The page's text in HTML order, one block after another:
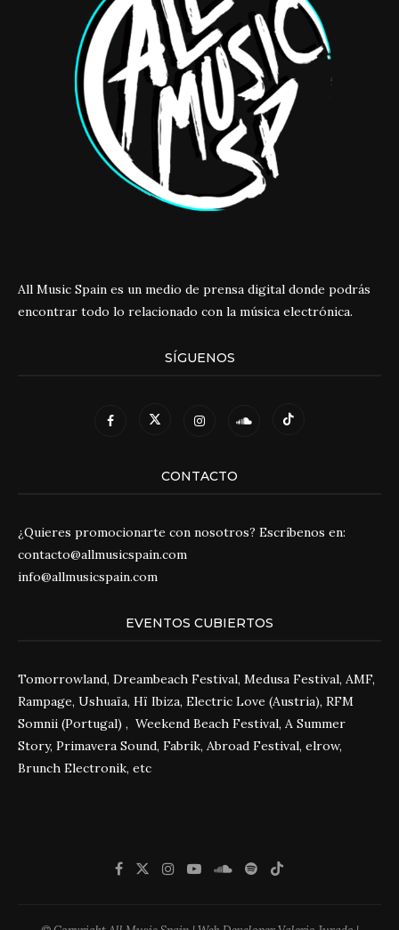
All Music Spain es un medio de prensa digital donde podrás
encontrar todo lo relacionado con la música electrónica.
SÍGUENOS
CONTACTO
¿Quieres promocionarte con nosotros? Escríbenos en:
contacto@allmusicspain.com
info@allmusicspain.com
EVENTOS CUBIERTOS
Tomorrowland, Dreambeach Festival, Medusa Festival, AMF,
Rampage, Ushuaïa, Hï Ibiza, Electric Love (Austria), RFM
Somnii (Portugal) , Weekend Beach Festival, A Summer
Story, Primavera Sound, Fabrik, Abroad Festival, elrow,
Brunch Electronik, etc